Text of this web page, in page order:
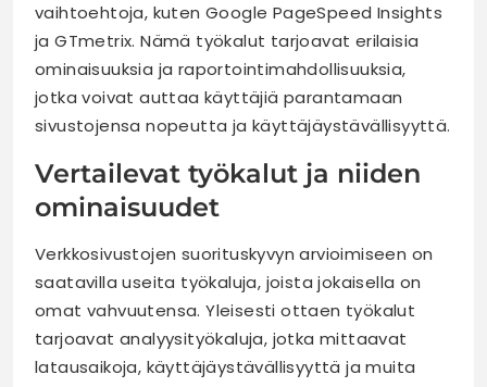
vaihtoehtoja, kuten Google PageSpeed Insights
ja GTmetrix. Nämä työkalut tarjoavat erilaisia
ominaisuuksia ja raportointimahdollisuuksia,
jotka voivat auttaa käyttäjiä parantamaan
sivustojensa nopeutta ja käyttäjäystävällisyyttä.
Vertailevat työkalut ja niiden
ominaisuudet
Verkkosivustojen suorituskyvyn arvioimiseen on
saatavilla useita työkaluja, joista jokaisella on
omat vahvuutensa. Yleisesti ottaen työkalut
tarjoavat analyysityökaluja, jotka mittaavat
latausaikoja, käyttäjäystävällisyyttä ja muita